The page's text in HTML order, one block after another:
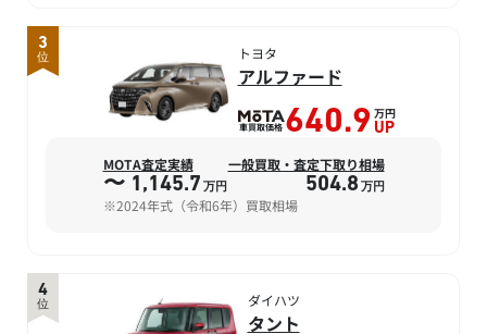
3
位 トヨタ
アルファード
車買取価格640.9 万円
UP
MOTA査定実績
〜 1,145.7 万円
一般買取・査定下取り相場
504.8 万円
※2024年式（令和6年）買取相場
4
位 ダイハツ
タント